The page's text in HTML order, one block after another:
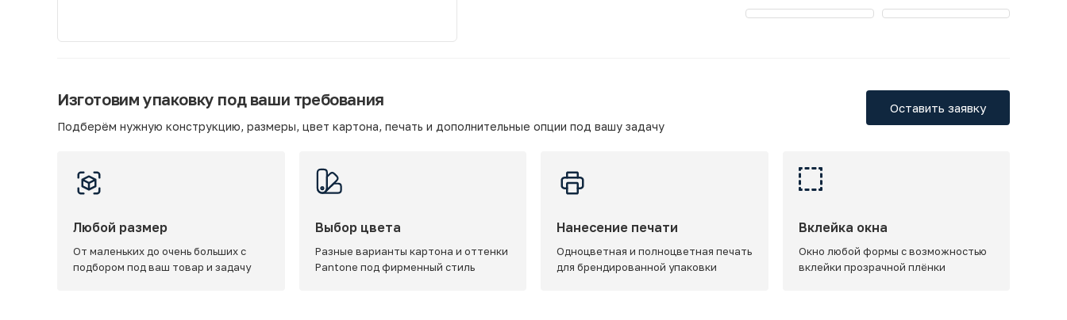
Изготовим упаковку под ваши требования
Подберём нужную конструкцию, размеры, цвет картона, печать и дополнительные опции под вашу задачу
Оставить заявку
Любой размер
От маленьких до очень больших с
подбором под ваш товар и задачу
Выбор цвета
Разные варианты картона и оттенки
Pantone под фирменный стиль
Нанесение печати
Одноцветная и полноцветная печать
для брендированной упаковки
Вклейка окна
Окно любой формы с возможностью
вклейки прозрачной плёнки